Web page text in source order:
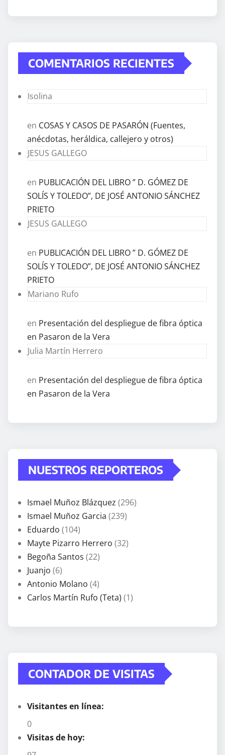
COMENTARIOS RECIENTES
Isolina
en COSAS Y CASOS DE PASARÓN (Fuentes,
anécdotas, heráldica, callejero y otros)
JESUS GALLEGO
en PUBLICACIÓN DEL LIBRO ” D. GÓMEZ DE
SOLÍS Y TOLEDO”, DE JOSÉ ANTONIO SÁNCHEZ
PRIETO
JESUS GALLEGO
en PUBLICACIÓN DEL LIBRO ” D. GÓMEZ DE
SOLÍS Y TOLEDO”, DE JOSÉ ANTONIO SÁNCHEZ
PRIETO
Mariano Rufo
en Presentación del despliegue de fibra óptica
en Pasaron de la Vera
Julia Martín Herrero
en Presentación del despliegue de fibra óptica
en Pasaron de la Vera
NUESTROS REPORTEROS
Ismael Muñoz Blázquez (296)
Ismael Muñoz Garcia (239)
Eduardo (104)
Mayte Pizarro Herrero (32)
Begoña Santos (22)
Juanjo (6)
Antonio Molano (4)
Carlos Martín Rufo (Teta) (1)
CONTADOR DE VISITAS
Visitantes en línea:
0
Visitas de hoy: